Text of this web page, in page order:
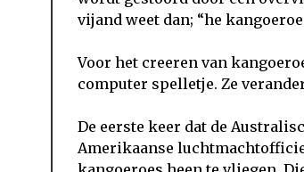
vijand weet dan; “he
Voor het creeren van
computer spelletje. Ze
De eerste keer dat de
Amerikaanse